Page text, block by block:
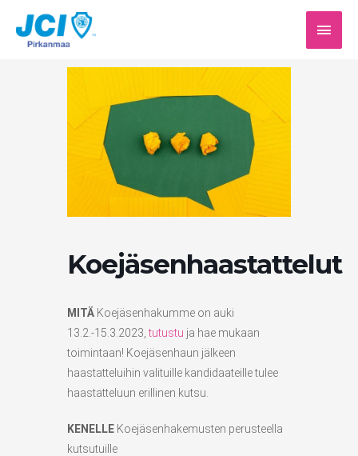
sisältöön
Koejäsenhaastattelut
MITÄ Koejäsenhakumme on auki
13.2.-15.3.2023,tutustu ja hae mukaan
toimintaan! Koejäsenhaun jälkeen
haastatteluihin valituille kandidaateille tulee
haastatteluun erillinen kutsu.
KENELLE Koejäsenhakemusten perusteella
kutsutuille